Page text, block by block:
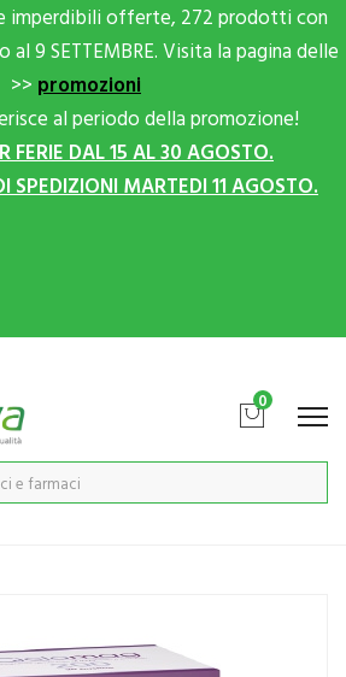
imperdibili offerte, 272 prodotti con
9 SETTEMBRE. Visita la pagina delle
>> promozioni
al periodo della promozione!
FERIE DAL 15 AL 30 AGOSTO.
SPEDIZIONI MARTEDI 11 AGOSTO.
0